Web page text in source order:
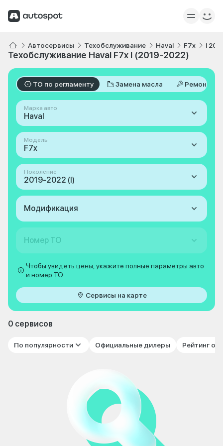
Автосервисы Техобслуживание Haval F7x I
Техобслуживание Haval F7x I (2019-2022)
ТО по регламенту Замена масла Ремонт
Марка авто
Haval
Модель
F7x
Поколение
2019-2022 (I)
Модификация
Номер ТО
Чтобы увидеть цены, укажите полные параметры авто
и номер ТО
Сервисы на карте
0 сервисов
По популярности Официальные дилеры Рейтинг